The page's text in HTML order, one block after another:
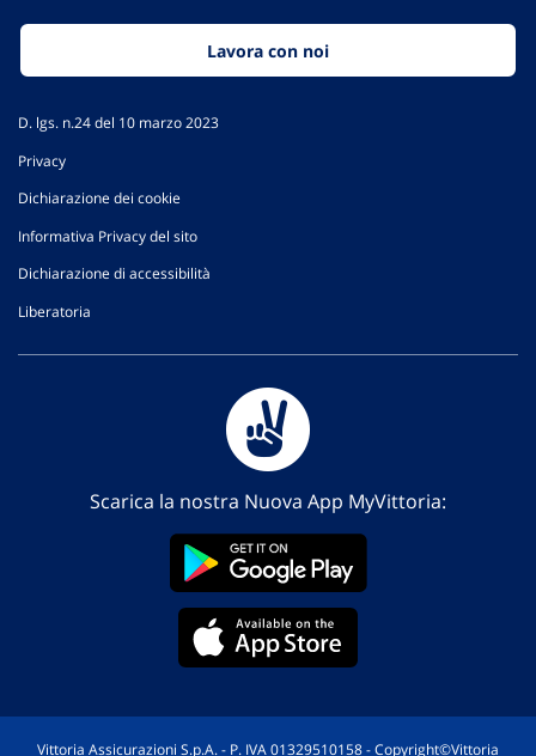
Lavora con noi
D. lgs. n.24 del 10 marzo 2023
Privacy
Dichiarazione dei cookie
Informativa Privacy del sito
Dichiarazione di accessibilità
Liberatoria
Scarica la nostra Nuova App MyVittoria:
Vittoria Assicurazioni S.p.A. - P. IVA 01329510158 - Copyright©Vittoria